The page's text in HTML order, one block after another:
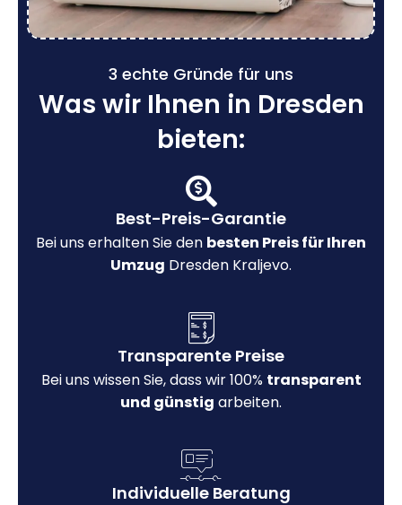
3 echte Gründe für uns
Was wir Ihnen in Dresden
bieten:
Best-Preis-Garantie
Bei uns erhalten Sie den besten Preis für Ihren
Umzug Dresden Kraljevo.
Transparente Preise
Bei uns wissen Sie, dass wir 100% transparent
und günstig arbeiten.
Individuelle Beratung